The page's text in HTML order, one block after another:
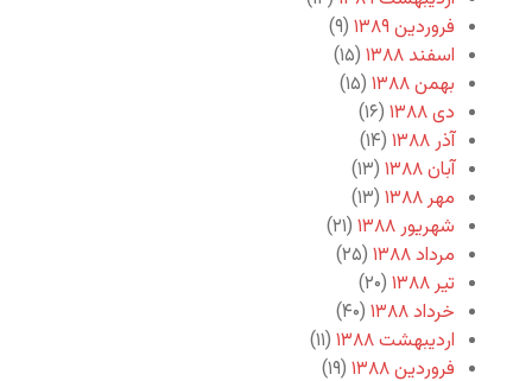
فروردین ۱۳۸۹
(۹)
اسفند ۱۳۸۸
(۱۵)
بهمن ۱۳۸۸
(۱۵)
دی ۱۳۸۸
(۱۶)
آذر ۱۳۸۸
(۱۴)
آبان ۱۳۸۸
(۱۳)
مهر ۱۳۸۸
(۱۳)
شهریور ۱۳۸۸
(۲۱)
مرداد ۱۳۸۸
(۲۵)
تیر ۱۳۸۸
(۲۰)
خرداد ۱۳۸۸
(۴۰)
اردیبهشت ۱۳۸۸
(۱۱)
فروردین ۱۳۸۸
(۱۹)